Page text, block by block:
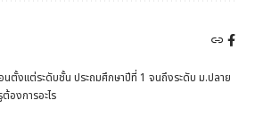
อนตั้งแต่ระดับชั้น ประถมศึกษาปีที่ 1 จนถึงระดับ ม.ปลาย
องการอะไร